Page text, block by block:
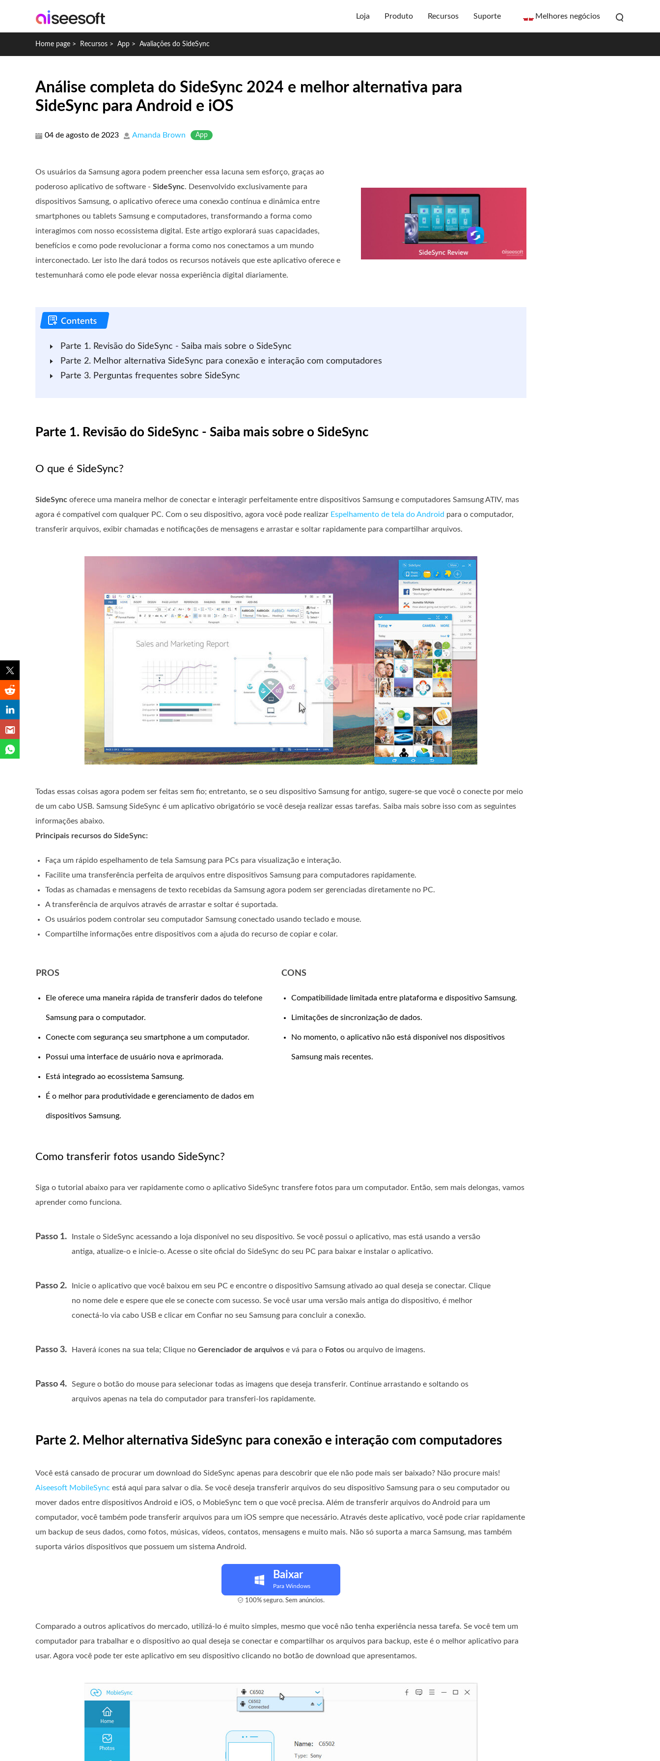
Loja Produto Recursos Suporte Melhores negócios
Home page > Recursos > App > Avaliações do SideSync
Análise completa do SideSync 2024 e melhor alternativa para
SideSync para Android e iOS
04 de agosto de 2023 Amanda Brown App
Os usuários da Samsung agora podem preencher essa lacuna sem esforço, graças ao
poderoso aplicativo de software - SideSync. Desenvolvido exclusivamente para
dispositivos Samsung, o aplicativo oferece uma conexão contínua e dinâmica entre
smartphones ou tablets Samsung e computadores, transformando a forma como
interagimos com nosso ecossistema digital. Este artigo explorará suas capacidades,
benefícios e como pode revolucionar a forma como nos conectamos a um mundo
interconectado. Ler isto lhe dará todos os recursos notáveis ​​​​que este aplicativo oferece e
testemunhará como ele pode elevar nossa experiência digital diariamente.
Parte 1. Revisão do SideSync - Saiba mais sobre o SideSync
Parte 2. Melhor alternativa SideSync para conexão e interação com computadores
Parte 3. Perguntas frequentes sobre SideSync
Parte 1. Revisão do SideSync - Saiba mais sobre o SideSync
O que é SideSync?
SideSync oferece uma maneira melhor de conectar e interagir perfeitamente entre dispositivos Samsung e computadores Samsung ATIV, mas
agora é compatível com qualquer PC. Com o seu dispositivo, agora você pode realizar Espelhamento de tela do Android para o computador,
transferir arquivos, exibir chamadas e notificações de mensagens e arrastar e soltar rapidamente para compartilhar arquivos.
Todas essas coisas agora podem ser feitas sem fio; entretanto, se o seu dispositivo Samsung for antigo, sugere-se que você o conecte por meio
de um cabo USB. Samsung SideSync é um aplicativo obrigatório se você deseja realizar essas tarefas. Saiba mais sobre isso com as seguintes
informações abaixo.
Principais recursos do SideSync:
Faça um rápido espelhamento de tela Samsung para PCs para visualização e interação.
Facilite uma transferência perfeita de arquivos entre dispositivos Samsung para computadores rapidamente.
Todas as chamadas e mensagens de texto recebidas da Samsung agora podem ser gerenciadas diretamente no PC.
A transferência de arquivos através de arrastar e soltar é suportada.
Os usuários podem controlar seu computador Samsung conectado usando teclado e mouse.
Compartilhe informações entre dispositivos com a ajuda do recurso de copiar e colar.
PROS
Ele oferece uma maneira rápida de transferir dados do telefone
Samsung para o computador.
Conecte com segurança seu smartphone a um computador.
Possui uma interface de usuário nova e aprimorada.
Está integrado ao ecossistema Samsung.
É o melhor para produtividade e gerenciamento de dados em
dispositivos Samsung.
CONS
Compatibilidade limitada entre plataforma e dispositivo Samsung.
Limitações de sincronização de dados.
No momento, o aplicativo não está disponível nos dispositivos
Samsung mais recentes.
Como transferir fotos usando SideSync?
Siga o tutorial abaixo para ver rapidamente como o aplicativo SideSync transfere fotos para um computador. Então, sem mais delongas, vamos
aprender como funciona.
Passo 1.
Instale o SideSync acessando a loja disponível no seu dispositivo. Se você possui o aplicativo, mas está usando a versão
antiga, atualize-o e inicie-o. Acesse o site oficial do SideSync do seu PC para baixar e instalar o aplicativo.
Passo 2.
Inicie o aplicativo que você baixou em seu PC e encontre o dispositivo Samsung ativado ao qual deseja se conectar. Clique
no nome dele e espere que ele se conecte com sucesso. Se você usar uma versão mais antiga do dispositivo, é melhor
conectá-lo via cabo USB e clicar em Confiar no seu Samsung para concluir a conexão.
Passo 3. Haverá ícones na sua tela; Clique no Gerenciador de arquivos e vá para o Fotos ou arquivo de imagens.
Passo 4.
Segure o botão do mouse para selecionar todas as imagens que deseja transferir. Continue arrastando e soltando os
arquivos apenas na tela do computador para transferi-los rapidamente.
Parte 2. Melhor alternativa SideSync para conexão e interação com computadores
Você está cansado de procurar um download do SideSync apenas para descobrir que ele não pode mais ser baixado? Não procure mais!
Aiseesoft MobileSync está aqui para salvar o dia. Se você deseja transferir arquivos do seu dispositivo Samsung para o seu computador ou
mover dados entre dispositivos Android e iOS, o MobieSync tem o que você precisa. Além de transferir arquivos do Android para um
computador, você também pode transferir arquivos para um iOS sempre que necessário. Através deste aplicativo, você pode criar rapidamente
um backup de seus dados, como fotos, músicas, vídeos, contatos, mensagens e muito mais. Não só suporta a marca Samsung, mas também
suporta vários dispositivos que possuem um sistema Android.
Baixar
Para Windows
100% seguro. Sem anúncios.
Comparado a outros aplicativos do mercado, utilizá-lo é muito simples, mesmo que você não tenha experiência nessa tarefa. Se você tem um
computador para trabalhar e o dispositivo ao qual deseja se conectar e compartilhar os arquivos para backup, este é o melhor aplicativo para
usar. Agora você pode ter este aplicativo em seu dispositivo clicando no botão de download que apresentamos.